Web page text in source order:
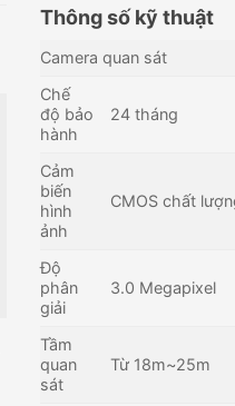
Camera IP cảm biến nhiệt
3.0MP Dahua TPC-BF3221-
Liên hệ
Thông số kỹ thuật
Camera quan sát
Chế
độ bảo
hành
24 tháng
Cảm
biến
hình
ảnh
CMOS chất
Độ
phân
giải
3.0 Megapixel
Tầm
quan
sát
Từ 18m~25m